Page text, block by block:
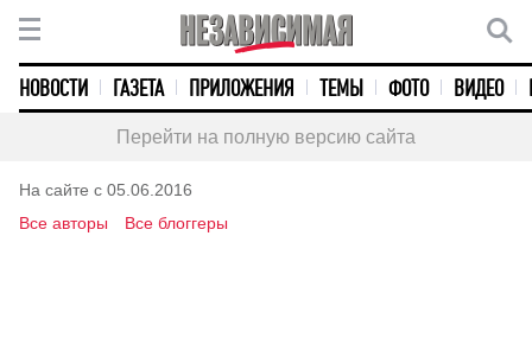
НОВОСТИ ГАЗЕТА ПРИЛОЖЕНИЯ ТЕМЫ ФОТО ВИДЕО
Перейти на полную версию сайта
На сайте с 05.06.2016
Все авторы
Все блоггеры